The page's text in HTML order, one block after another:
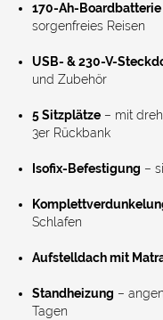
170-Ah-Boardbatterie
sorgenfreies Reisen
USB- & 230-V-
und Zubehör
5 Sitzplätze– mit
3er Rückbank
Isofix-Befestigung –
Schlafen
Aufstelldach mit
Standheizung –
Tagen